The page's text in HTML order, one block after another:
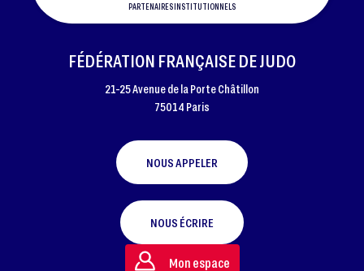
PARTENAIRES INSTITUTIONNELS
FÉDÉRATION FRANÇAISE DE JUDO
21-25 Avenue de la Porte Châtillon
75014 Paris
NOUS APPELER
NOUS ÉCRIRE
Mon espace